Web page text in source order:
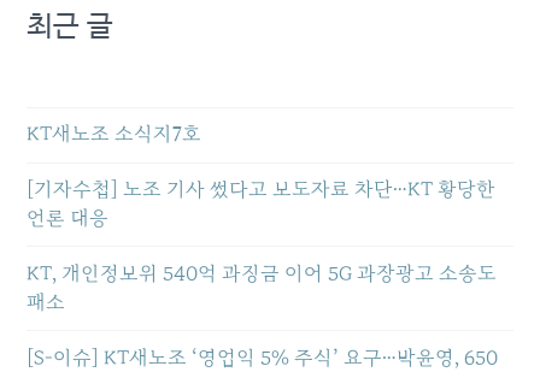
최근 글
KT새노조 소식지7호
[기자수첩] 노조 기사 썼다고 보도자료 차단…KT 황당한
언론 대응
KT, 개인정보위 540억 과징금 이어 5G 과장광고 소송도
패소
[S-이슈] KT새노조 ‘영업익 5% 주식’ 요구…박윤영, 650